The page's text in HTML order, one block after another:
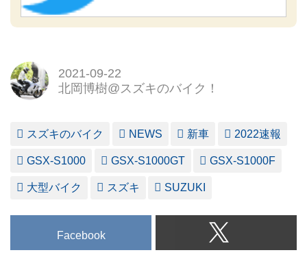
2021-09-22
北岡博樹@スズキのバイク！
スズキのバイク NEWS 新車 2022速報
GSX-S1000 GSX-S1000GT GSX-S1000F
大型バイク スズキ SUZUKI
Facebook